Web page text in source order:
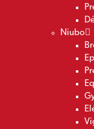
Niubo